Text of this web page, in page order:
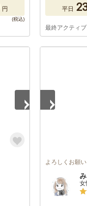
円 平日
最終アクティ
よろしくお願
女